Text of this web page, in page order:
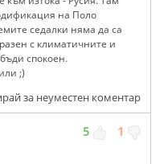
на Поло
седалки няма да са
с климатичните и
спокоен.
;)
за неуместен коментар
5 1